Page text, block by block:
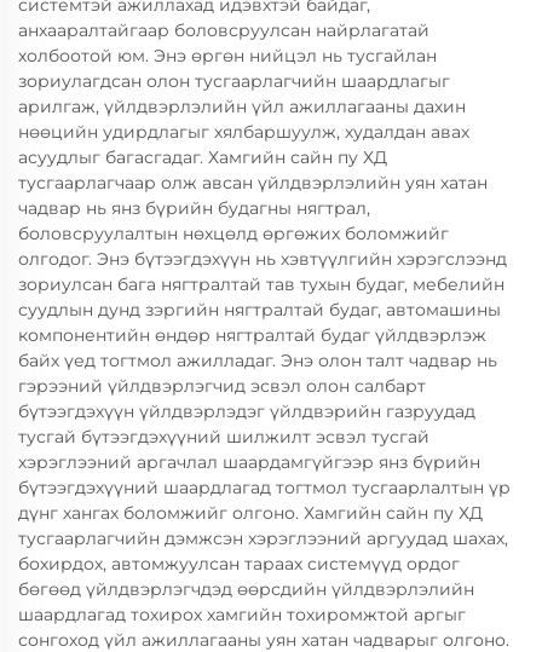
системтэй ажиллахад идэвхтэй байдаг,
анхааралтайгаар боловсруулсан найрлагатай
холбоотой юм. Энэ өргөн нийцэл нь тусгайлан
зориулагдсан олон тусгаарлагчийн шаардлагыг
арилгаж, үйлдвэрлэлийн үйл ажиллагааны дахин
нөөцийн удирдлагыг хялбаршуулж, худалдан авах
асуудлыг багасгадаг. Хамгийн сайн пу ХД
тусгаарлагчаар олж авсан үйлдвэрлэлийн уян хатан
чадвар нь янз бүрийн будагны нягтрал,
боловсруулалтын нөхцөлд өргөжих боломжийг
олгодог. Энэ бүтээгдэхүүн нь хэвтүүлгийн хэрэгслээнд
зориулсан бага нягтралтай тав тухын будаг, мебелийн
суудлын дунд зэргийн нягтралтай будаг, автомашины
компонентийн өндөр нягтралтай будаг үйлдвэрлэж
байх үед тогтмол ажилладаг. Энэ олон талт чадвар нь
гэрээний үйлдвэрлэгчид эсвэл олон салбарт
бүтээгдэхүүн үйлдвэрлэдэг үйлдвэрийн газруудад
тусгай бүтээгдэхүүний шилжилт эсвэл тусгай
хэрэглээний аргачлал шаардамгүйгээр янз бүрийн
бүтээгдэхүүний шаардлагад тогтмол тусгаарлалтын үр
дүнг хангах боломжийг олгоно. Хамгийн сайн пу ХД
тусгаарлагчийн дэмжсэн хэрэглээний аргуудад шахах,
бохирдох, автомжуулсан тараах системүүд ордог
бөгөөд үйлдвэрлэгчдэд өөрсдийн үйлдвэрлэлийн
шаардлагад тохирох хамгийн тохиромжтой аргыг
сонгоход үйл ажиллагааны уян хатан чадварыг олгоно.